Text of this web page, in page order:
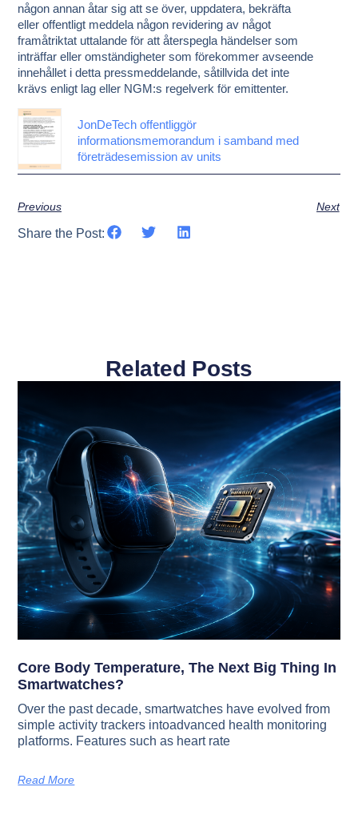
någon annan åtar sig att se över, uppdatera, bekräfta
eller offentligt meddela någon revidering av något
framåtriktat uttalande för att återspegla händelser som
inträffar eller omständigheter som förekommer avseende
innehållet i detta pressmeddelande, såtillvida det inte
krävs enligt lag eller NGM:s regelverk för emittenter.
JonDeTech offentliggör
informationsmemorandum i samband med
företrädesemission av units
Previous Next
Share the Post:
Related Posts
Core Body Temperature, The Next Big Thing In
Smartwatches?
Over the past decade, smartwatches have evolved from
simple activity trackers intoadvanced health monitoring
platforms. Features such as heart rate
Read More